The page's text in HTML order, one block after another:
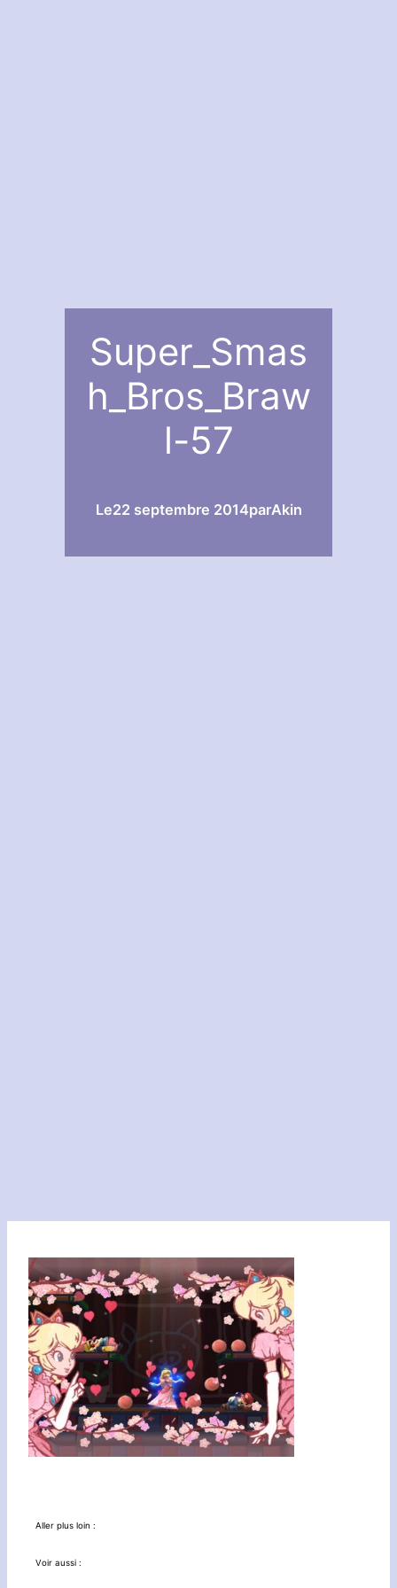
Super_Smas
h_Bros_Braw
l-57
Le22 septembre 2014parAkin
Aller plus loin :
Voir aussi :